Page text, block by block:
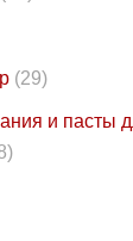
(29)
и пасты